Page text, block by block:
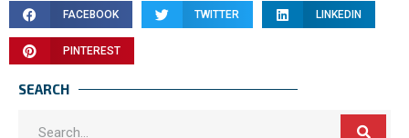
FACEBOOK TWITTER LINKEDIN
PINTEREST
SEARCH